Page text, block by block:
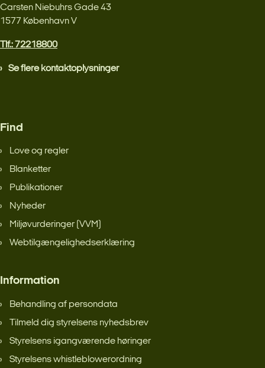
Carsten Niebuhrs Gade 43
1577 København V
Tlf.: 72218800
Se flere kontaktoplysninger
Find
Love og regler
Blanketter
Publikationer
Nyheder
Miljøvurderinger (VVM)
Webtilgængelighedserklæring
Information
Behandling af persondata
Tilmeld dig styrelsens nyhedsbrev
Styrelsens igangværende høringer
Styrelsens whistleblowerordning